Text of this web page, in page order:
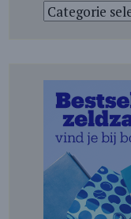
Categorieën